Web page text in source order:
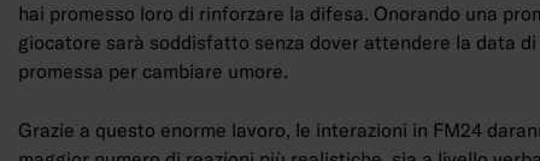
hai promesso loro di rinforzare la difesa. Onorando una
giocatore sarà soddisfatto senza dover attendere la data di
promessa per cambiare umore.
Grazie a questo enorme lavoro, le interazioni in FM24